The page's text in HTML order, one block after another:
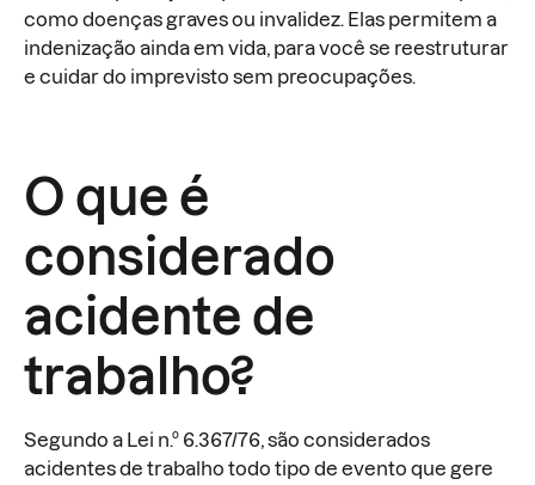
como doenças graves ou invalidez. Elas permitem a
indenização ainda em vida, para você se reestruturar
e cuidar do imprevisto sem preocupações.
O que é
considerado
acidente de
trabalho?
Segundo a Lei n.º 6.367/76, são considerados
acidentes de trabalho todo tipo de evento que gere